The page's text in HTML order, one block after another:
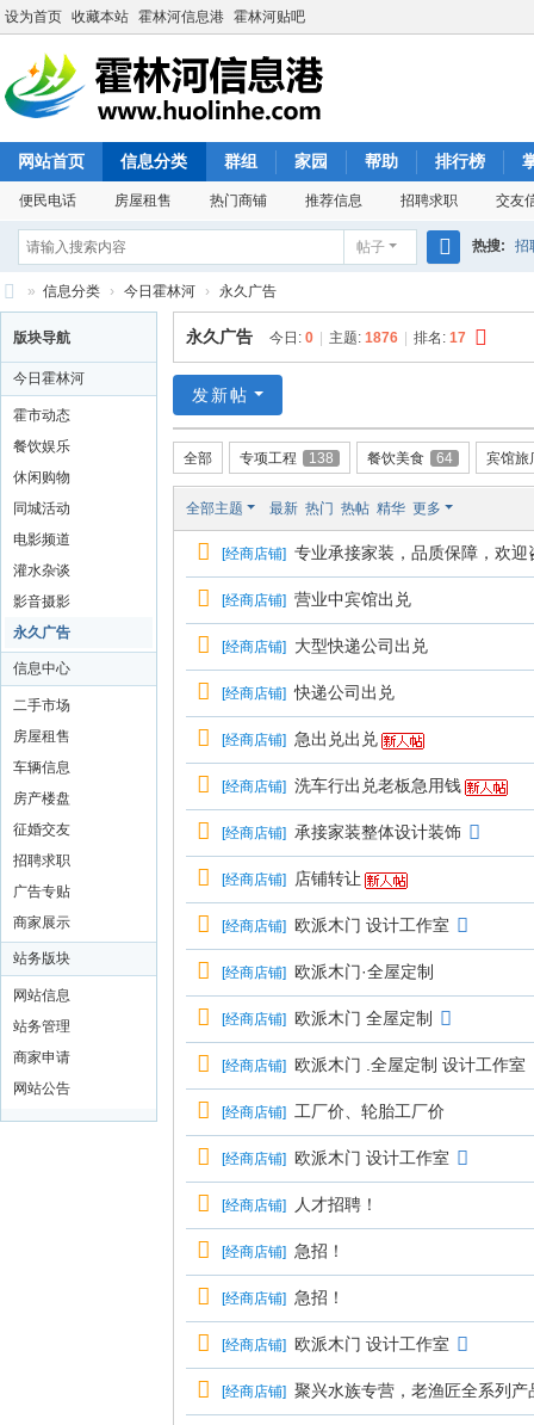
设为首页 收藏本站 霍林河信息港 霍林河贴吧
网站首页 信息分类 群组 家园 帮助 排行榜
便民电话 房屋租售 热门商铺 推荐信息 招聘求职 交友
帖子
索
热搜: 招
霍
林
河
港
» 信息分类 › 今日霍林河 › 永久广告
版块导航
今日霍林河
霍市动态
餐饮娱乐
休闲购物
同城活动
电影频道
灌水杂谈
影音摄影
永久广告
信息中心
二手市场
房屋租售
车辆信息
房产楼盘
征婚交友
招聘求职
广告专贴
商家展示
站务版块
网站信息
站务管理
商家申请
网站公告
永久广告 今日: 0 主题: 1876 排名: 17
发新帖
全部 专项工程 138 餐饮美食 64 宾馆旅
全部主题 最新 热门 热帖 精华 更多
[经商店铺] 专业承接家装，品质保障，欢迎
[经商店铺] 营业中宾馆出兑
[经商店铺] 大型快递公司出兑
[经商店铺] 快递公司出兑
[经商店铺] 急出兑出兑
[经商店铺] 洗车行出兑老板急用钱
[经商店铺] 承接家装整体设计装饰
[经商店铺] 店铺转让
[经商店铺] 欧派木门 设计工作室
[经商店铺] 欧派木门·全屋定制
[经商店铺] 欧派木门 全屋定制
[经商店铺] 欧派木门 .全屋定制 设计工作室
[经商店铺] 工厂价、轮胎工厂价
[经商店铺] 欧派木门 设计工作室
[经商店铺] 人才招聘！
[经商店铺] 急招！
[经商店铺] 急招！
[经商店铺] 欧派木门 设计工作室
[经商店铺] 聚兴水族专营，老渔匠全系列产